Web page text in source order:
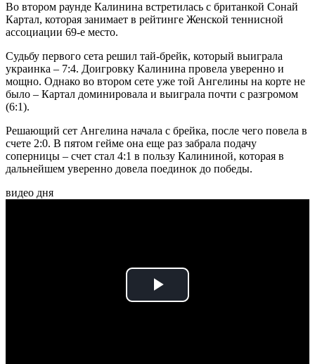
Во втором раунде Калинина встретилась с британкой Сонай
Картал, которая занимает в рейтинге Женской теннисной
ассоциации 69-е место.
Судьбу первого сета решил тай-брейк, который выиграла
украинка – 7:4. Доигровку Калинина провела уверенно и
мощно. Однако во втором сете уже той Ангелины на корте не
было – Картал доминировала и выиграла почти с разгромом
(6:1).
Решающий сет Ангелина начала с брейка, после чего повела в
счете 2:0. В пятом гейме она еще раз забрала подачу
соперницы – счет стал 4:1 в пользу Калининой, которая в
дальнейшем уверенно довела поединок до победы.
видео дня
Play